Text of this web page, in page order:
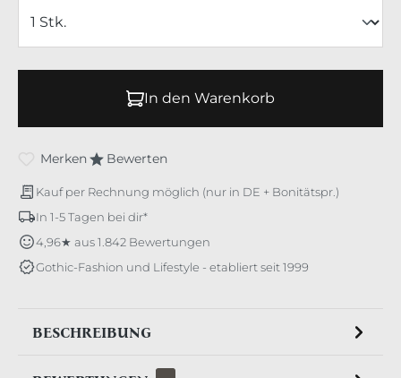
In den Warenkorb
Merken Bewerten
Kauf per Rechnung möglich (nur in DE + Bonitätspr.)
In 1-5 Tagen bei dir*
4,96★ aus 1.842 Bewertungen
Gothic-Fashion und Lifestyle - etabliert seit 1999
BESCHREIBUNG